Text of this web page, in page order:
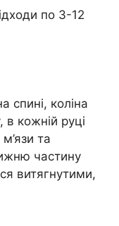
по 3-12
спині, коліна
в кожній руці
та
частину
витягнутими,